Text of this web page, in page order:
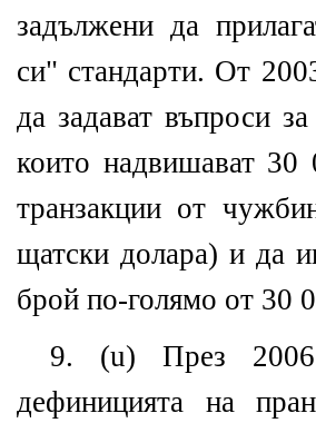
задължени да
си" стандарти. От
да задават въпроси
които надвишават
транзакции от
щатски долара) и да
брой по-голямо от 30
9. (u) През
дефиницията на